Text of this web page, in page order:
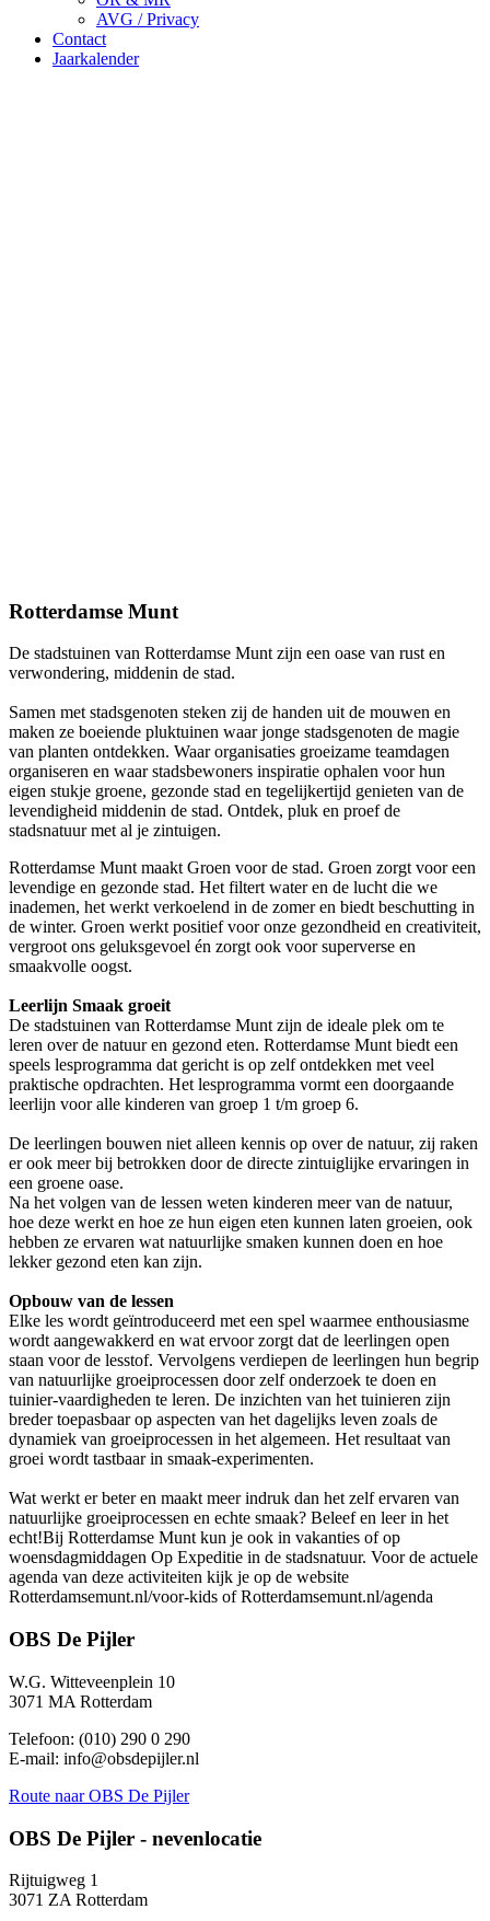
AVG / Privacy
Contact
Jaarkalender
Rotterdamse Munt
De stadstuinen van Rotterdamse Munt zijn een oase van rust en
verwondering, middenin de stad.
Samen met stadsgenoten steken zij de handen uit de mouwen en
maken ze boeiende pluktuinen waar jonge stadsgenoten de magie
van planten ontdekken. Waar organisaties groeizame teamdagen
organiseren en waar stadsbewoners inspiratie ophalen voor hun
eigen stukje groene, gezonde stad en tegelijkertijd genieten van de
levendigheid middenin de stad. Ontdek, pluk en proef de
stadsnatuur met al je zintuigen.
Rotterdamse Munt maakt Groen voor de stad. Groen zorgt voor een
levendige en gezonde stad. Het filtert water en de lucht die we
inademen, het werkt verkoelend in de zomer en biedt beschutting in
de winter. Groen werkt positief voor onze gezondheid en creativiteit,
vergroot ons geluksgevoel én zorgt ook voor superverse en
smaakvolle oogst.
Leerlijn Smaak groeit
De stadstuinen van Rotterdamse Munt zijn de ideale plek om te
leren over de natuur en gezond eten. Rotterdamse Munt biedt een
speels lesprogramma dat gericht is op zelf ontdekken met veel
praktische opdrachten. Het lesprogramma vormt een doorgaande
leerlijn voor alle kinderen van groep 1 t/m groep 6.
De leerlingen bouwen niet alleen kennis op over de natuur, zij raken
er ook meer bij betrokken door de directe zintuiglijke ervaringen in
een groene oase.
Na het volgen van de lessen weten kinderen meer van de natuur,
hoe deze werkt en hoe ze hun eigen eten kunnen laten groeien, ook
hebben ze ervaren wat natuurlijke smaken kunnen doen en hoe
lekker gezond eten kan zijn.
Opbouw van de lessen
Elke les wordt geïntroduceerd met een spel waarmee enthousiasme
wordt aangewakkerd en wat ervoor zorgt dat de leerlingen open
staan voor de lesstof. Vervolgens verdiepen de leerlingen hun begrip
van natuurlijke groeiprocessen door zelf onderzoek te doen en
tuinier-vaardigheden te leren. De inzichten van het tuinieren zijn
breder toepasbaar op aspecten van het dagelijks leven zoals de
dynamiek van groeiprocessen in het algemeen. Het resultaat van
groei wordt tastbaar in smaak-experimenten.
Wat werkt er beter en maakt meer indruk dan het zelf ervaren van
natuurlijke groeiprocessen en echte smaak? Beleef en leer in het
echt!Bij Rotterdamse Munt kun je ook in vakanties of op
woensdagmiddagen Op Expeditie in de stadsnatuur. Voor de actuele
agenda van deze activiteiten kijk je op de website
Rotterdamsemunt.nl/voor-kids of Rotterdamsemunt.nl/agenda
OBS De Pijler
W.G. Witteveenplein 10
3071 MA Rotterdam
Telefoon: (010) 290 0 290
E-mail: info@obsdepijler.nl
Route naar OBS De Pijler
OBS De Pijler - nevenlocatie
Rijtuigweg 1
3071 ZA Rotterdam